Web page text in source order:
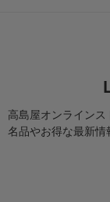
高島屋オンライン
名品やお得な最新情